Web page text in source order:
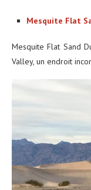
Mesquite Flat
Mesquite Flat Sand
Valley, un endroit